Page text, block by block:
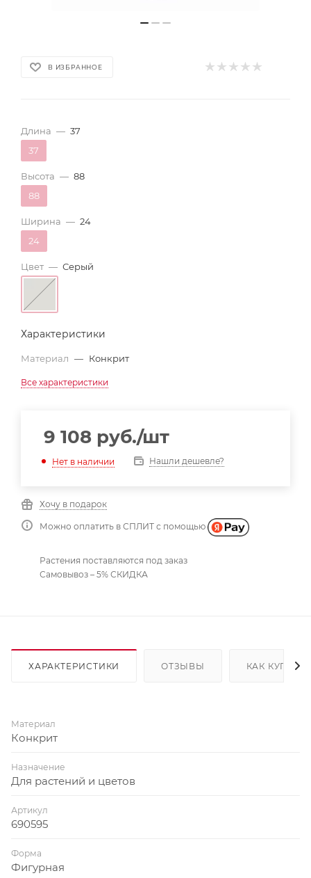
В ИЗБРАННОЕ
Длина — 37
37
Высота — 88
88
Ширина — 24
24
Цвет — Серый
Характеристики
Материал — Конкрит
Все характеристики
9 108 руб./шт
Нет в наличии Нашли дешевле?
Хочу в подарок
Можно оплатить в СПЛИТ с помощью
Растения поставляются под заказ
Самовывоз – 5% СКИДКА
ХАРАКТЕРИСТИКИ ОТЗЫВЫ КАК КУПИТЬ
Материал
Конкрит
Назначение
Для растений и цветов
Артикул
690595
Форма
Фигурная